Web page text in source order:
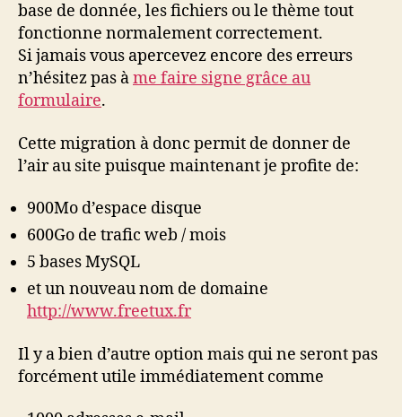
base de donnée, les fichiers ou le thème tout
fonctionne normalement correctement.
Si jamais vous apercevez encore des erreurs
n’hésitez pas àme faire signe grâce au
formulaire.
Cette migration à donc permit de donner de
l’air au site puisque maintenant je profite de:
900Mo d’espace disque
600Go de trafic web / mois
5 bases MySQL
et un nouveau nom de domaine
http://www.freetux.fr
Il y a bien d’autre option mais qui ne seront pas
forcément utile immédiatement comme